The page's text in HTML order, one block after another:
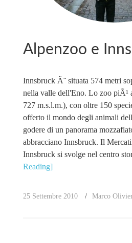
Alpenzoo e
Innsbruck Ã¨ situata 574 metri
nella valle dell'Eno. Lo zoo
727 m.s.l.m.), con oltre 150
offerto il mondo degli animali
godere di un panorama
abbracciano Innsbruck. Il
Innsbruck si svolge nel centro
Reading]
25 Settembre 2010 Marco